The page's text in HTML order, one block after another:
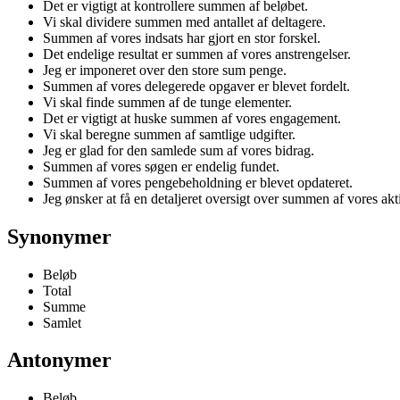
Det er vigtigt at kontrollere summen af beløbet.
Vi skal dividere summen med antallet af deltagere.
Summen af vores indsats har gjort en stor forskel.
Det endelige resultat er summen af vores anstrengelser.
Jeg er imponeret over den store sum penge.
Summen af vores delegerede opgaver er blevet fordelt.
Vi skal finde summen af de tunge elementer.
Det er vigtigt at huske summen af vores engagement.
Vi skal beregne summen af samtlige udgifter.
Jeg er glad for den samlede sum af vores bidrag.
Summen af vores søgen er endelig fundet.
Summen af vores pengebeholdning er blevet opdateret.
Jeg ønsker at få en detaljeret oversigt over summen af vores
Synonymer
Beløb
Total
Summe
Samlet
Antonymer